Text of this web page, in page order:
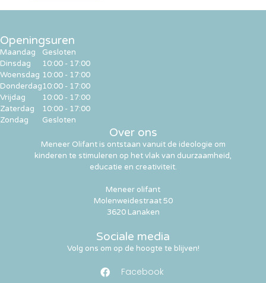
Sociale media
Volg ons om op de hoogte te blijven!
Facebook
Over ons
Meneer Olifant is ontstaan vanuit de ideologie om
kinderen te stimuleren op het vlak van duurzaamheid,
educatie en creativiteit.
Meneer olifant
Molenweidestraat 50
3620 Lanaken
Openingsuren
Maandag
Dinsdag
Woensdag
Donderdag
Vrijdag
Zaterdag
Zondag
Gesloten
10:00 - 17:00
10:00 - 17:00
10:00 - 17:00
10:00 - 17:00
10:00 - 17:00
Gesloten